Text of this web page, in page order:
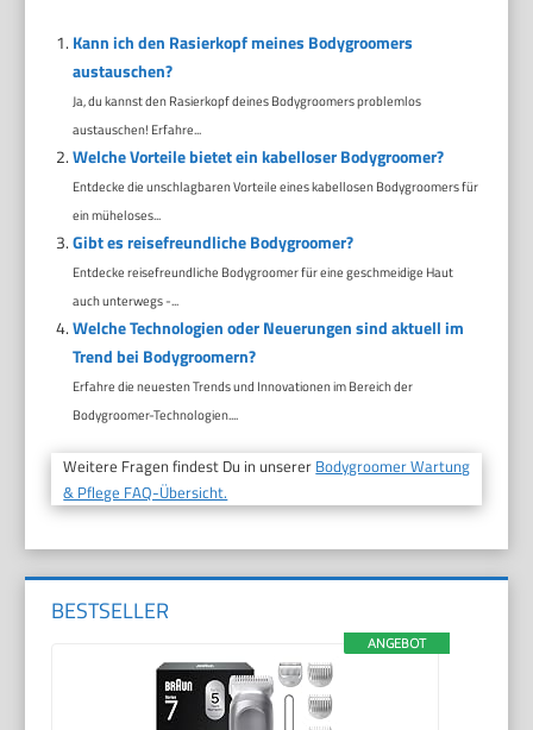
Kann ich den Rasierkopf meines Bodygroomers
austauschen?
Ja, du kannst den Rasierkopf deines Bodygroomers problemlos
austauschen! Erfahre...
Welche Vorteile bietet ein kabelloser Bodygroomer?
Entdecke die unschlagbaren Vorteile eines kabellosen Bodygroomers für
ein müheloses...
Gibt es reisefreundliche Bodygroomer?
Entdecke reisefreundliche Bodygroomer für eine geschmeidige Haut
auch unterwegs -...
Welche Technologien oder Neuerungen sind aktuell im
Trend bei Bodygroomern?
Erfahre die neuesten Trends und Innovationen im Bereich der
Bodygroomer-Technologien....
Weitere Fragen findest Du in unserer Bodygroomer Wartung
& Pflege FAQ-Übersicht.
BESTSELLER
ANGEBOT